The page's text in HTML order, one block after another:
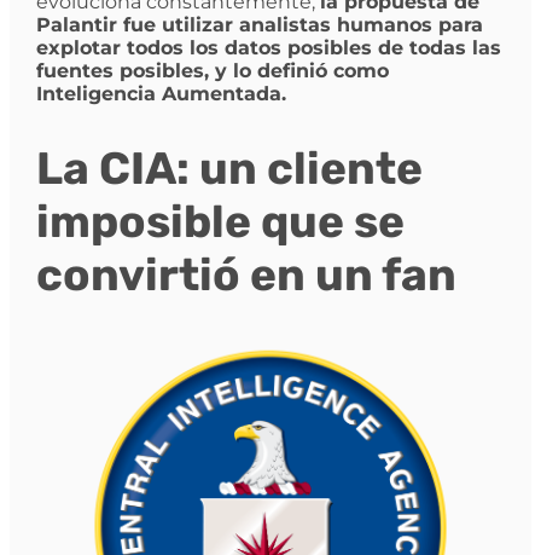
Palantir fue utilizar analistas humanos para
explotar todos los datos posibles de todas las
fuentes posibles, y lo definió como
Inteligencia Aumentada.
La CIA: un cliente
imposible que se
convirtió en un fan